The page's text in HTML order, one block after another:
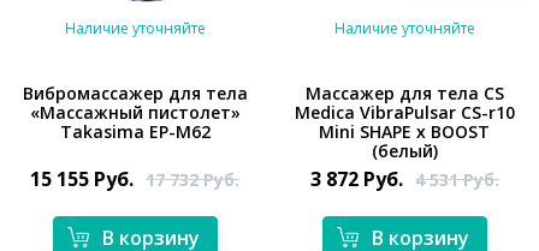
*}
Наличие уточняйте
Вибромассажер для тела
«Массажный пистолет»
Takasima EP-M62
15 155 Руб. 17 732Руб.
В корзину
*}
Наличие уточняйте
Массажер для тела CS
Medica VibraPulsar CS-r10
Mini SHAPE x BOOST
(белый)
3 872 Руб. 4 531Руб.
В корзину